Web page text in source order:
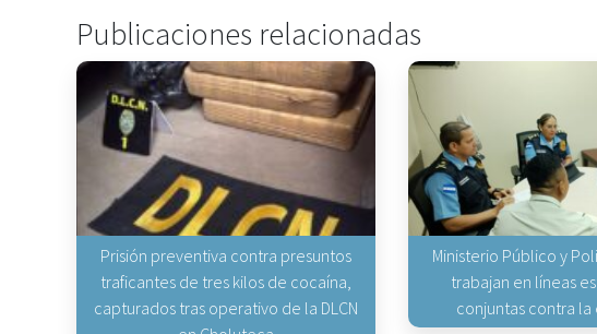
Publicaciones relacionadas
Prisión preventiva contra presuntos
traficantes de tres kilos de cocaína,
capturados tras operativo de la DLCN
Ministerio Público y
trabajan en líneas
conjuntas contra la